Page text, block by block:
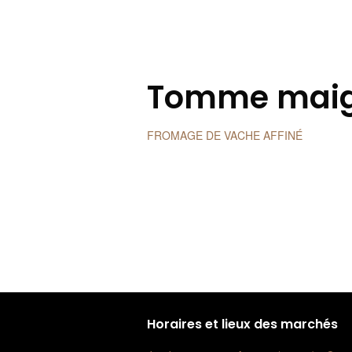
Tomme
FROMAGE DE VACHE AFFINÉ
Horaires et lieux des marchés